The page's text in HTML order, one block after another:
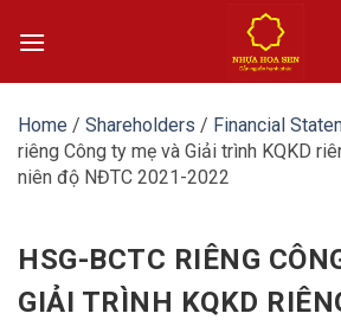
Home / Shareholders / Financial
riêng Công ty mẹ và Giải trình KQKD
niên độ NĐTC 2021-2022
HSG-BCTC RIÊNG
GIẢI TRÌNH KQKD